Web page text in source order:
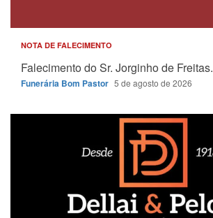
NOTA DE FALECIMENTO
Falecimento do Sr. Jorginho de Freitas.
Funerária Bom Pastor 5 de agosto de 2026